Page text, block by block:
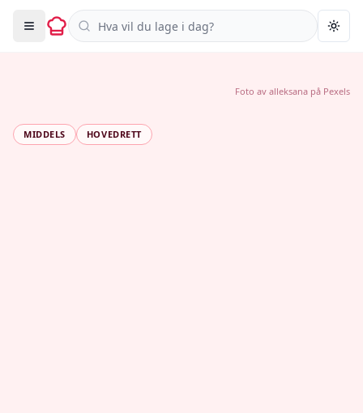
Søk i oppskrifter
MIDDELS HOVEDRETT
Foto av alleksana på Pexels